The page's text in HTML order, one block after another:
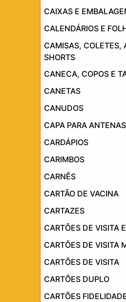
CAIXAS E
CALENDÁRIOS E
CAMISAS, COLETES,
SHORTS
CANECA, COPOS E
CANETAS
CANUDOS
CAPA PARA
CARDÁPIOS
CARIMBOS
CARNÊS
CARTÃO DE VACINA
CARTAZES
CARTÕES DE VISITA
CARTÕES DE VISITA
CARTÕES DE VISITA
CARTÕES DUPLO
CARTÕES